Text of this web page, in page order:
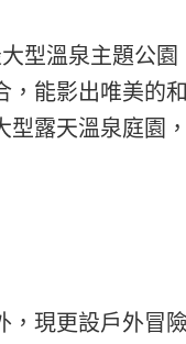
型溫泉主題公
能影出唯美的
露天溫泉庭園
現更設戶外冒